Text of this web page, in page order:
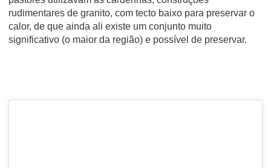
rudimentares de granito, com tecto baixo para preservar o
calor, de que ainda ali existe um conjunto muito
significativo (o maior da região) e possível de preservar.